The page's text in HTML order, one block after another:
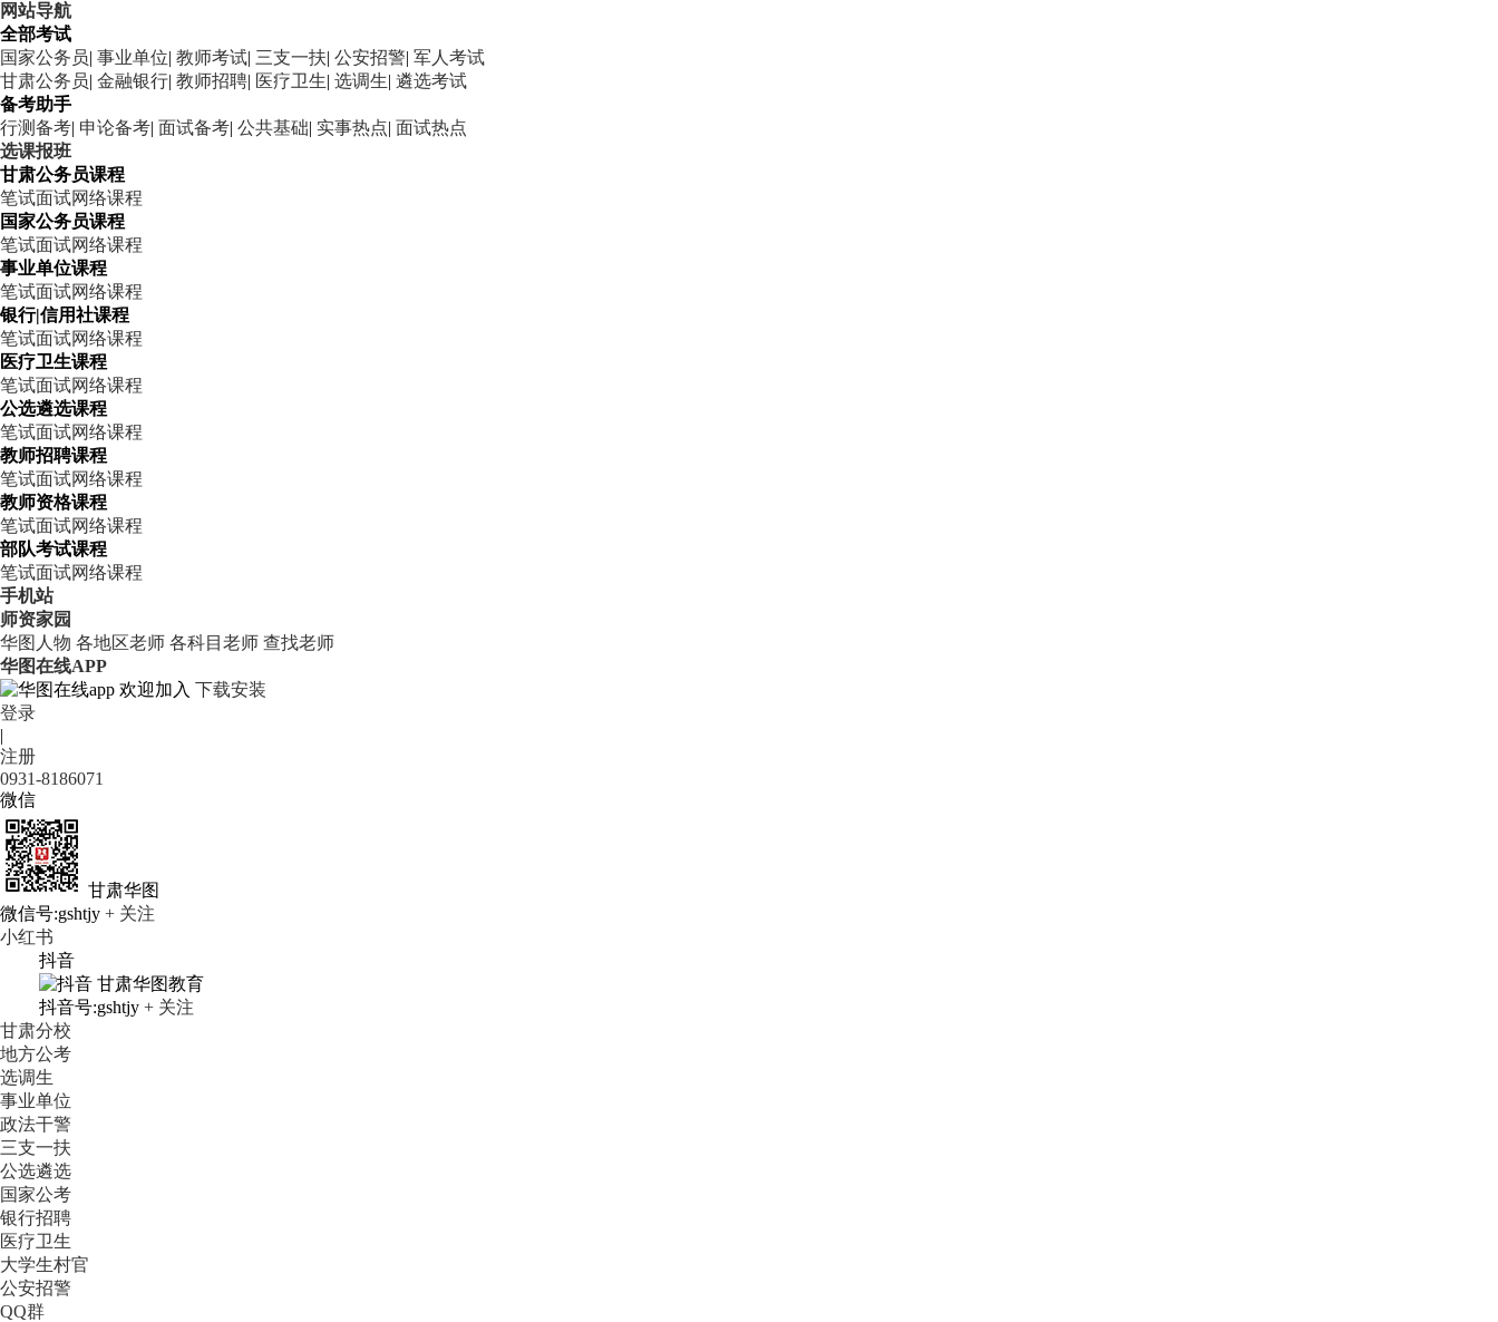
网站导航
全部考试
国家公务员| 事业单位| 教师考试| 三支一扶| 公安招警| 军人考试
甘肃公务员| 金融银行| 教师招聘| 医疗卫生| 选调生| 遴选考试
备考助手
行测备考| 申论备考| 面试备考| 公共基础| 实事热点| 面试热点
选课报班
甘肃公务员课程
笔试面试网络课程
国家公务员课程
笔试面试网络课程
事业单位课程
笔试面试网络课程
银行|信用社课程
笔试面试网络课程
医疗卫生课程
笔试面试网络课程
公选遴选课程
笔试面试网络课程
教师招聘课程
笔试面试网络课程
教师资格课程
笔试面试网络课程
部队考试课程
笔试面试网络课程
手机站
师资家园
华图人物 各地区老师 各科目老师 查找老师
华图在线APP
欢迎加入 下载安装
登录
|
注册
0931-8186071
微信
甘肃华图
微信号:gshtjy + 关注
小红书
抖音
甘肃华图教育
抖音号:gshtjy + 关注
甘肃分校
地方公考
选调生
事业单位
政法干警
三支一扶
公选遴选
国家公考
银行招聘
医疗卫生
大学生村官
公安招警
QQ群